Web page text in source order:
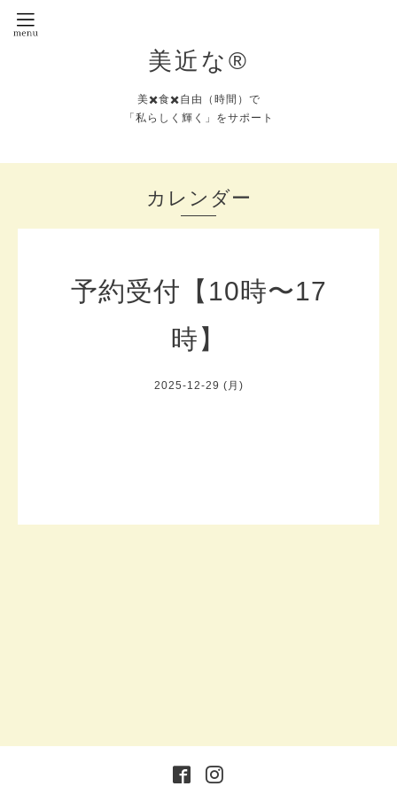
美近な®︎
美✖️食✖️自由（時間）で
「私らしく輝く」をサポート
カレンダー
予約受付【10時〜17
時】
2025-12-29 (月)